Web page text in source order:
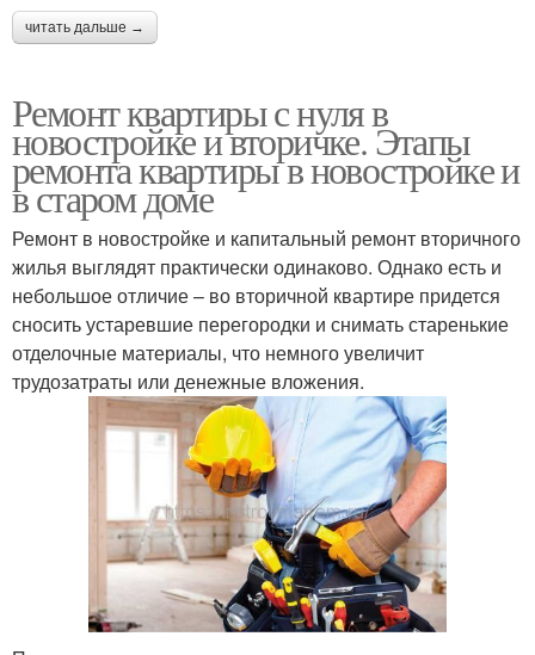
читать дальше →
Ремонт квартиры с нуля в
новостройке и вторичке. Этапы
ремонта квартиры в новостройке и
в старом доме
Ремонт в новостройке и капитальный ремонт вторичного
жилья выглядят практически одинаково. Однако есть и
небольшое отличие – во вторичной квартире придется
сносить устаревшие перегородки и снимать старенькие
отделочные материалы, что немного увеличит
трудозатраты или денежные вложения.